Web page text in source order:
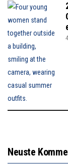
Neuste